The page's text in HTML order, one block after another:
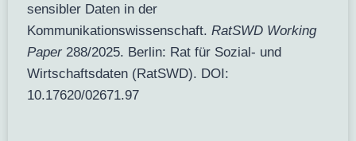
sensibler Daten in der
Kommunikationswissenschaft. RatSWD Working
Paper 288/2025. Berlin: Rat für Sozial- und
Wirtschaftsdaten (RatSWD). DOI:
10.17620/02671.97